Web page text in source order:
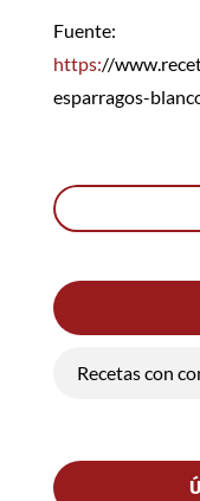
Fuente:
https://
esparragos-
Recetas con